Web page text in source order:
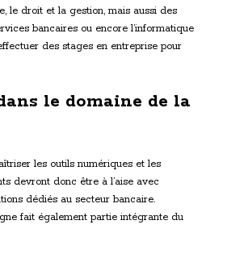
le droit et la gestion, mais aussi des
bancaires ou encore l’informatique
des stages en entreprise pour
le domaine de la
les outils numériques et les
devront donc être à l’aise avec
dédiés au secteur bancaire.
fait également partie intégrante du